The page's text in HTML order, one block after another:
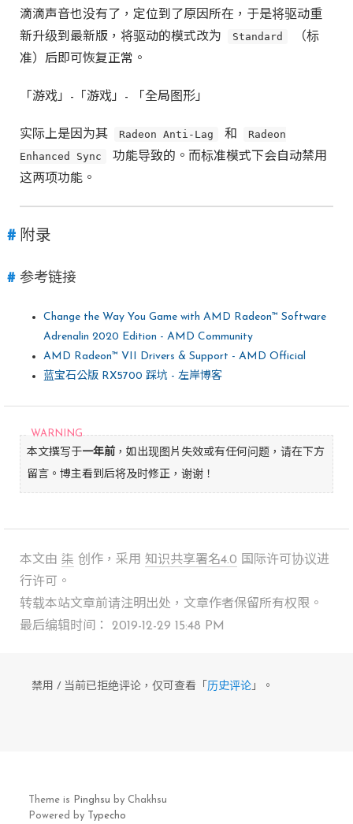
滴滴声音也没有了，定位到了原因所在，于是将驱动重
新升级到最新版，将驱动的模式改为
Standard
（标
准）后即可恢复正常。
「游戏」-「游戏」- 「全局图形」
实际上是因为其 Radeon Anti-Lag 和
Radeon
Enhanced Sync
功能导致的。而标准模式下会自动禁用
这两项功能。
附录
参考链接
Change the Way You Game with AMD Radeon™ Software
Adrenalin 2020 Edition - AMD Community
AMD Radeon™ VII Drivers & Support - AMD Official
蓝宝石公版 RX5700 踩坑 - 左岸博客
本文撰写于一年前 ，如出现图片失效或有任何问题，请在下方
留言。博主看到后将及时修正，谢谢！
本文由 柒 创作，采用 知识共享署名4.0 国际许可协议进
行许可。
转载本站文章前请注明出处，文章作者保留所有权限。
最后编辑时间： 2019-12-29 15:48 PM
禁用 / 当前已拒绝评论，仅可查看「 历史评论」。
Theme is Pinghsu by Chakhsu
Powered by
Typecho